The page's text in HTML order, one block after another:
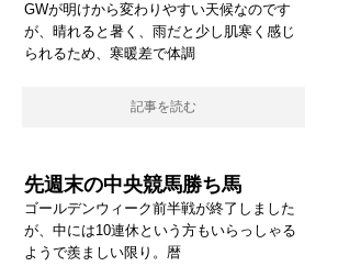
GWが明けから変わりやすい天候なのです
が、晴れると暑く、雨だと少し肌寒く感じ
られるため、寒暖差で体調
記事を読む
先週末の中央競馬勝ち馬
ゴールデンウィーク前半戦が終了しました
が、中には10連休という方もいらっしゃる
ようで羨ましい限り。暦